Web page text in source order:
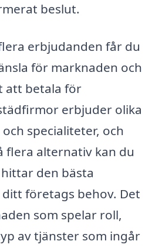
beslut.
erbjudanden får du
för marknaden och
att betala för
erbjuder olika
specialiteter, och
flera alternativ kan du
den bästa
företags behov. Det
som spelar roll,
av tjänster som ingår